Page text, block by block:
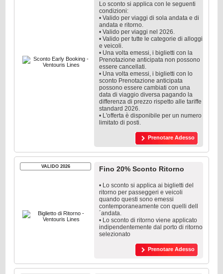
Lo sconto si applica con le seguenti
condizioni:
• Valido per viaggi di sola andata e di
andata e ritorno.
• Valido per viaggi nel 2026.
• Valido per tutte le categorie di alloggi
e veicoli.
• Una volta emessi, i biglietti con la
Prenotazione anticipata non possono
essere cancellati.
• Una volta emessi, i biglietti con lo
sconto Prenotazione anticipata
possono essere cambiati con una
data di viaggio diversa pagando la
differenza di prezzo rispetto alle tariffe
standard 2026.
• L'offerta è disponibile per un numero
limitato di posti.
Prenotare Adesso
VALIDO 2026 Fino 20% Sconto Ritorno
• Lo sconto si applica ai biglietti del
ritorno per passeggeri e veicoli
quando questi sono emessi
contemporaneamente con quelli dell
´andata.
• Lo sconto di ritorno viene applicato
indipendentemente dal porto di ritorno
selezionato
Prenotare Adesso